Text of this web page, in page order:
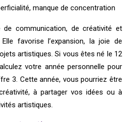
manque de concentration
de communication, de créativité et
Elle favorise l’expansion, la joie de
artistiques. Si vous êtes né le 12
votre année personnelle pour
3. Cette année, vous pourriez être
à partager vos idées ou à
artistiques.